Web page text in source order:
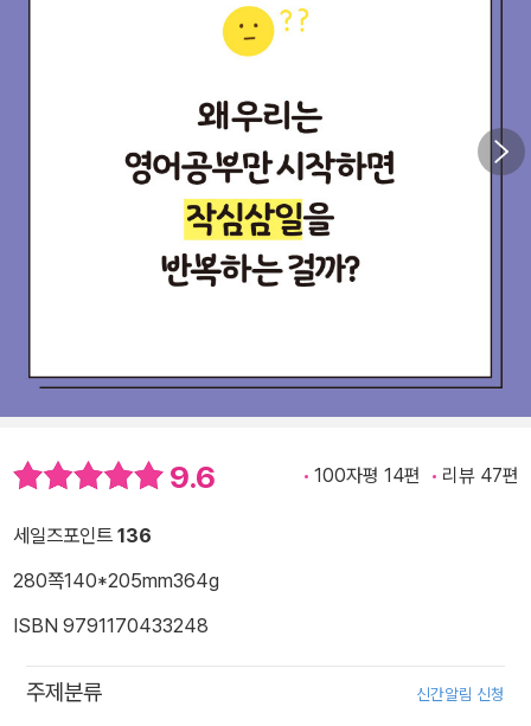
9.6 100자평 14편 리뷰 47편
세일즈포인트 136
280쪽140*205mm364g
ISBN 9791170433248
주제분류 신간알림 신청